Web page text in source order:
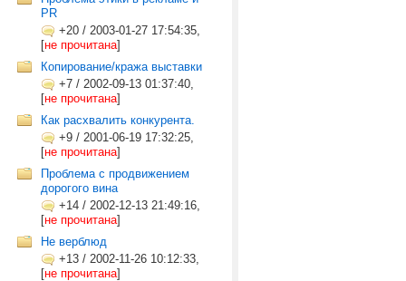
PR
+20 / 2003-01-27 17:54:35,
[не прочитана]
Копирование/кража выставки
+7 / 2002-09-13 01:37:40,
[не прочитана]
Как расхвалить конкурента.
+9 / 2001-06-19 17:32:25,
[не прочитана]
Проблема с продвижением
дорогого вина
+14 / 2002-12-13 21:49:16,
[не прочитана]
Не верблюд
+13 / 2002-11-26 10:12:33,
[не прочитана]